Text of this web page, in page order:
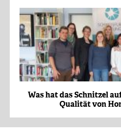
Was hat das Schnitzel
Qualität von